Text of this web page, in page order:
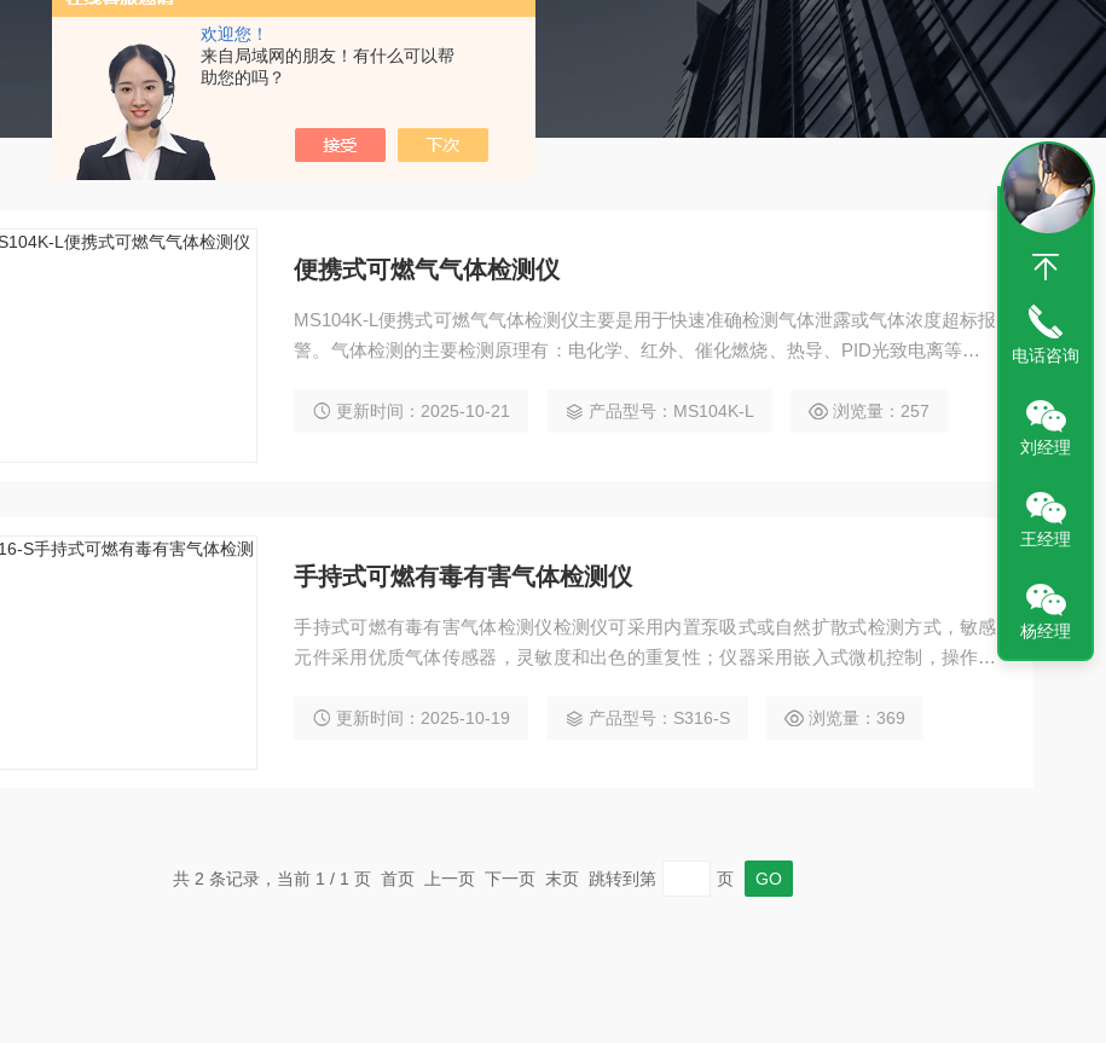
欢迎您！
来自局域网的朋友！有什么可以帮
助您的吗？
便携式可燃气气体检测仪
MS104K-L便携式可燃气气体检测仪主要是用于快速准确检测气体泄露或气体浓度超标报
警。气体检测的主要检测原理有：电化学、红外、催化燃烧、热导、PID光致电离等。M
储、医药、环保、空气治理等场合。
更新时间：2025-10-21 产品型号：MS104K-L 浏览量：257
手持式可燃有毒有害气体检测仪
手持式可燃有毒有害气体检测仪检测仪可采用内置泵吸式或自然扩散式检测方式，敏感
元件采用优质气体传感器，灵敏度和出色的重复性；仪器采用嵌入式微机控制，操作简
手，更便于您移动使用。检测仪外壳采用高强度工程塑料，复合防滑橡胶而成，强度
更新时间：2025-10-19 产品型号：S316-S 浏览量：369
共 2 条记录，当前 1 / 1 页 首页 上一页 下一页 末页 跳转到第 页
电话咨询
刘经理
王经理
杨经理